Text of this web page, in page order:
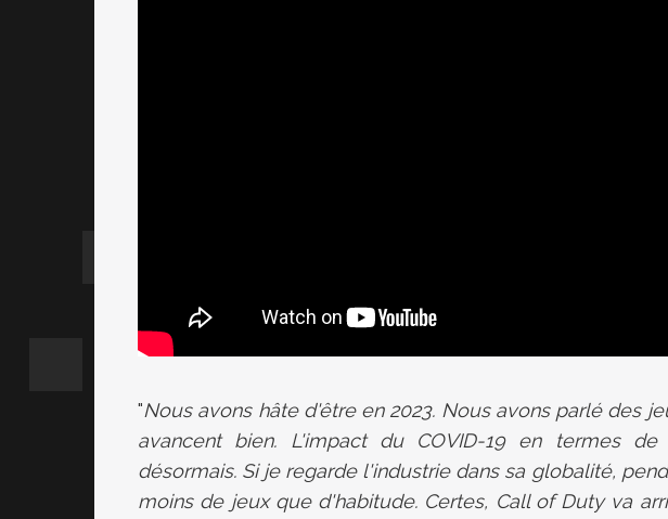
"Nous avons hâte d'être en 2023. Nous avons parlé des
avancent bien. L'impact du COVID-19 en termes
désormais. Si je regarde l'industrie dans sa globalité,
moins de jeux que d'habitude. Certes, Call of Duty va